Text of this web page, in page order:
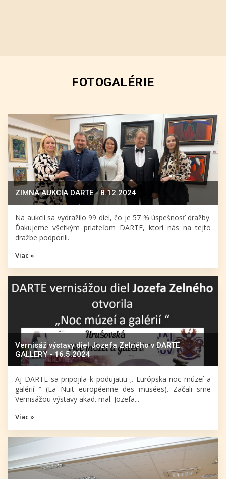
FOTOGALÉRIE
ZIMNÁ AUKCIA DARTE - 8.12.2024
Na aukcii sa vydražilo 99 diel, čo je 57 % úspešnosť dražby.
Ďakujeme všetkým priateľom DARTE, ktorí nás na tejto
dražbe podporili.
Viac »
Vernisáž výstavy diel Jozefa Zelného v DARTE
GALLERY - 16.5.2024
Aj DARTE sa pripojila k podujatiu „ Európska noc múzeí a
galérií “ (La Nuit européenne des musées). Začali sme
Vernisážou výstavy akad. mal. Jozefa...
Viac »